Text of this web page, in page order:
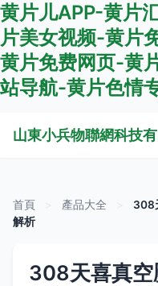
黄片儿APP-黄片
片美女视频-黄片
黄片免费网页-黄
站导航-黄片色情
首頁 產品大全
308
解析
308天喜真空